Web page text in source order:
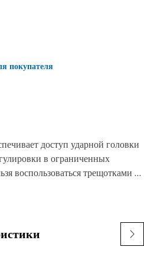
покупателя
доступ ударной головки
в ограниченных
воспользоваться трещотками и
удлинитель,
2 дюйма
соединения с головкой